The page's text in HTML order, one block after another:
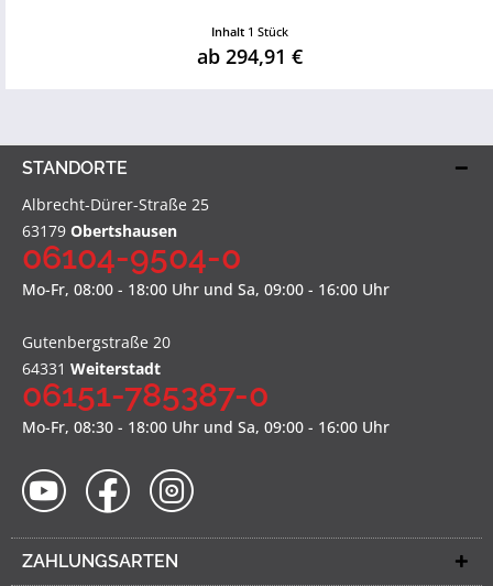
Inhalt 1 Stück
ab 294,91 €
STANDORTE
Albrecht-Dürer-Straße 25
63179 Obertshausen
06104-9504-0
Mo-Fr, 08:00 - 18:00 Uhr und Sa, 09:00 - 16:00 Uhr
Gutenbergstraße 20
64331 Weiterstadt
06151-785387-0
Mo-Fr, 08:30 - 18:00 Uhr und Sa, 09:00 - 16:00 Uhr
ZAHLUNGSARTEN